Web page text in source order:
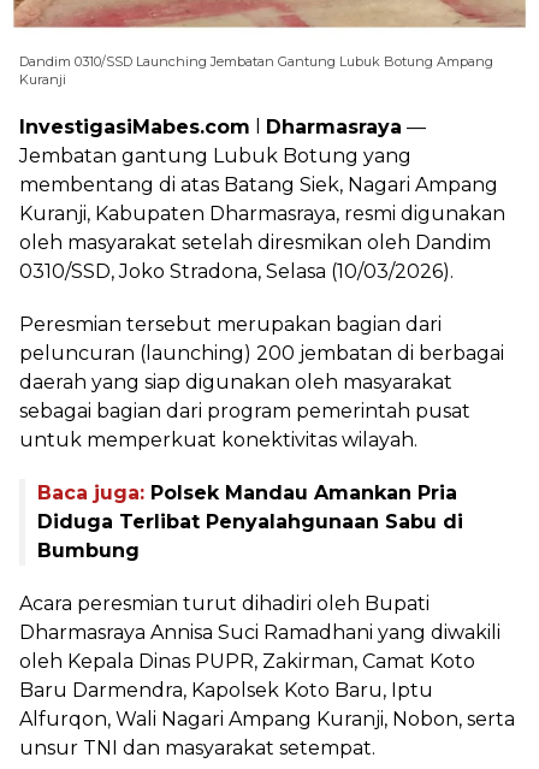
Dandim 0310/SSD Launching Jembatan Gantung Lubuk Botung Ampang
Kuranji
InvestigasiMabes.com Dharmasraya —
Jembatan gantung Lubuk Botung yang
membentang di atas Batang Siek, Nagari Ampang
Kuranji, Kabupaten Dharmasraya, resmi digunakan
oleh masyarakat setelah diresmikan oleh Dandim
0310/SSD, Joko Stradona, Selasa (10/03/2026).
Peresmian tersebut merupakan bagian dari
peluncuran (launching) 200 jembatan di berbagai
daerah yang siap digunakan oleh masyarakat
sebagai bagian dari program pemerintah pusat
untuk memperkuat konektivitas wilayah.
Baca juga: Polsek Mandau Amankan Pria
Diduga Terlibat Penyalahgunaan Sabu di
Bumbung
Acara peresmian turut dihadiri oleh Bupati
Dharmasraya Annisa Suci Ramadhani yang diwakili
oleh Kepala Dinas PUPR, Zakirman, Camat Koto
Baru Darmendra, Kapolsek Koto Baru, Iptu
Alfurqon, Wali Nagari Ampang Kuranji, Nobon, serta
unsur TNI dan masyarakat setempat.